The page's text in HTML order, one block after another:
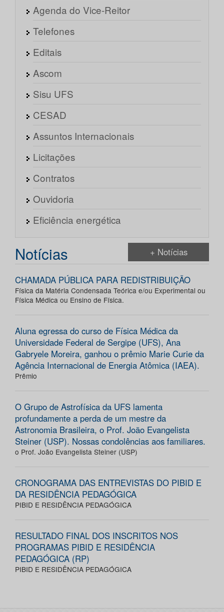
Agenda do Vice-Reitor
Telefones
Editais
Ascom
Sisu UFS
CESAD
Assuntos Internacionais
Licitações
Contratos
Ouvidoria
Eficiência energética
Notícias + Notícias
CHAMADA PÚBLICA PARA REDISTRIBUIÇÃO
Física da Matéria Condensada Teórica e/ou Experimental ou
Física Médica ou Ensino de Física.
Aluna egressa do curso de Física Médica da
Universidade Federal de Sergipe (UFS), Ana
Gabryele Moreira, ganhou o prêmio Marie Curie da
Agência Internacional de Energia Atômica (IAEA).
Prêmio
O Grupo de Astrofísica da UFS lamenta
profundamente a perda de um mestre da
Astronomia Brasileira, o Prof. João Evangelista
Steiner (USP). Nossas condolências aos familiares.
o Prof. João Evangelista Steiner (USP)
CRONOGRAMA DAS ENTREVISTAS DO PIBID E
DA RESIDÊNCIA PEDAGÓGICA
PIBID E RESIDÊNCIA PEDAGÓGICA
RESULTADO FINAL DOS INSCRITOS NOS
PROGRAMAS PIBID E RESIDÊNCIA
PEDAGÓGICA (RP)
PIBID E RESIDÊNCIA PEDAGÓGICA